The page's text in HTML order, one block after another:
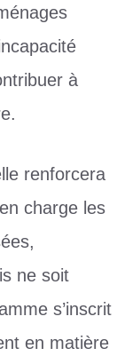
à
renforcera
charge les
ne soit
s’inscrit
en matière